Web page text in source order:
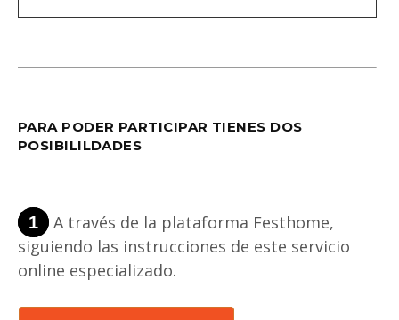
PARA PODER PARTICIPAR TIENES DOS
POSIBILILDADES
1
A través de la plataforma Festhome,
siguiendo las instrucciones de este servicio
online especializado.